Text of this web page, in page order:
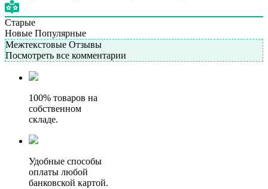
Старые
Новые Популярные
Межтекстовые Отзывы
Посмотреть все комментарии
100% товаров на
собственном
складе.
Удобные способы
оплаты любой
банковской картой.